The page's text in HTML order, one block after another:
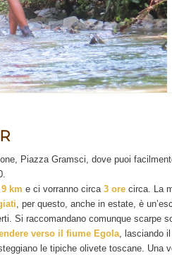
Piazza Gramsci, dove puoi
9 km e ci vorranno circa3 ore circa. La
, per questo, anche in estate, è
Si raccomandano comunque scarpe
verso il fiume Egola, lasciando
le tipiche olivete toscane. Una